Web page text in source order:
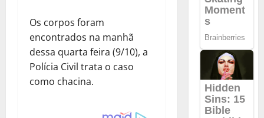
Os corpos foram
encontrados na manhã
dessa quarta feira (9/10), a
Polícia Civil trata o caso
como chacina.